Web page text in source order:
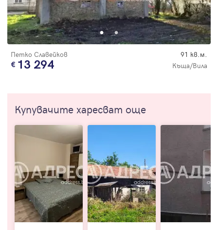
Петко Славейков 91 кв.м.
13 294 Къща/Вила
Купувачите харесват още